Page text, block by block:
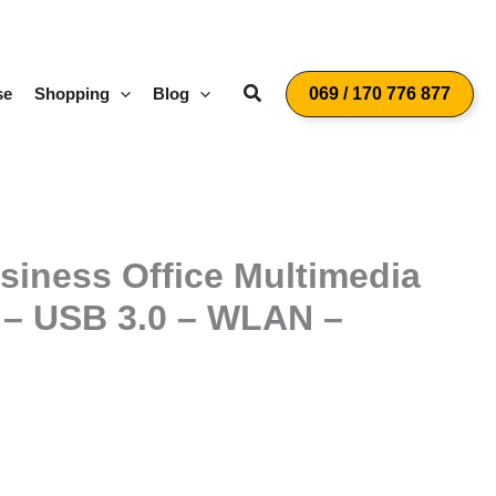
Shopping Blog Suchen069 / 170 776 877
Office Multimedia
USB 3.0 – WLAN –